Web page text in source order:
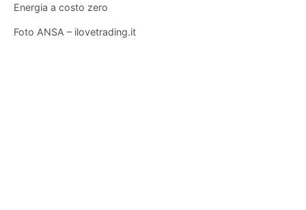
Energia a costo zero
Foto ANSA – ilovetrading.it